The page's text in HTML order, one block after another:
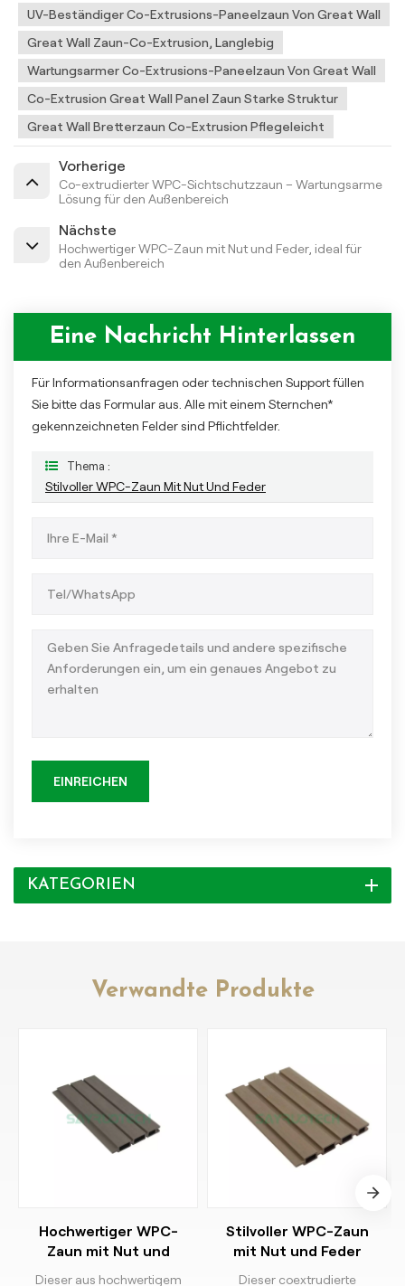
UV-Beständiger Co-Extrusions-Paneelzaun Von Great Wall
Great Wall Zaun-Co-Extrusion, Langlebig
Wartungsarmer Co-Extrusions-Paneelzaun Von Great Wall
Co-Extrusion Great Wall Panel Zaun Starke Struktur
Great Wall Bretterzaun Co-Extrusion Pflegeleicht
Vorherige
Co-extrudierter WPC-Sichtschutzzaun – Wartungsarme
Lösung für den Außenbereich
Nächste
Hochwertiger WPC-Zaun mit Nut und Feder, ideal für
den Außenbereich
Eine Nachricht Hinterlassen
Für Informationsanfragen oder technischen Support füllen
Sie bitte das Formular aus. Alle mit einem Sternchen*
gekennzeichneten Felder sind Pflichtfelder.
Thema :
Stilvoller WPC-Zaun Mit Nut Und Feder
EINREICHEN
KATEGORIEN
Verwandte Produkte
Hochwertiger WPC-
Zaun mit Nut und
Dieser aus hochwertigem
Stilvoller WPC-Zaun
mit Nut und Feder
Dieser coextrudierte